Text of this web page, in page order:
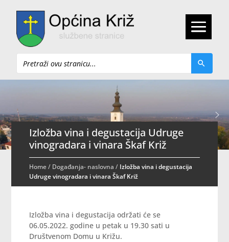
Pretraži
Izložba vina i degustacija Udruge
vinogradara i vinara Škaf Križ
Home/ Događanja- naslovna / Izložba vina i degustacija
Udruge vinogradara i vinara Škaf Križ
Izložba vina i degustacija održati će se
06.05.2022. godine u petak u 19.30 sati u
Društvenom Domu u Križu.